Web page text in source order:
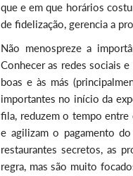
que e em que horários
de fidelização, gerencia a
Não menospreze a
Conhecer as redes sociais
boas e às más
importantes no início da
fila, reduzem o tempo entre
e agilizam o pagamento
restaurantes secretos, as
regra, mas são muito